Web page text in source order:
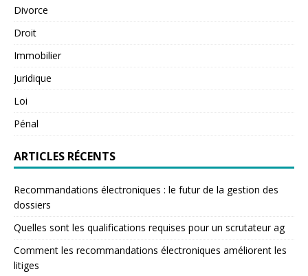
Divorce
Droit
Immobilier
Juridique
Loi
Pénal
ARTICLES RÉCENTS
Recommandations électroniques : le futur de la gestion des
dossiers
Quelles sont les qualifications requises pour un scrutateur ag
Comment les recommandations électroniques améliorent les
litiges